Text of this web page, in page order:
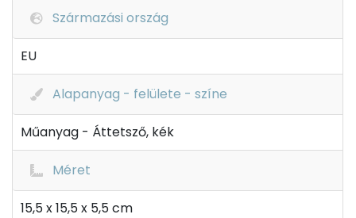
Származási ország
EU
Alapanyag - felülete - színe
Műanyag - Áttetsző, kék
Méret
15,5 x 15,5 x 5,5 cm